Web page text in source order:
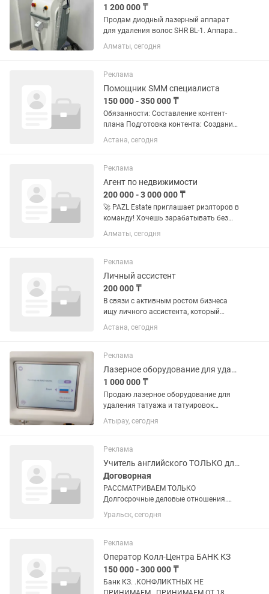
1 200 000 ₸
Продам диодный лазерный аппарат
для удаления волос SHR BL-1. Аппарат
в идеальном состоянии (новый)! Доход
до 2 млн тенге! Длина волны - 808hm;
600Вт. Количество...
Алматы, сегодня
Реклама
Помощник SMM специалиста
150 000 - 350 000 ₸
Обязанности: Составление контент-
плана Подготовка контента: Создание
текстовых сообщений, изображений,
видео, анимации и другого контента,
Планирование и публикация...
Астана, сегодня
Реклама
Агент по недвижимости
200 000 - 3 000 000 ₸
🚀 PAZL Estate приглашает риэлторов в
команду! Хочешь зарабатывать без
потолка, самостоятельно управлять
своим временем и работать в
Алматы, сегодня
Реклама
Личный ассистент
200 000 ₸
В связи с активным ростом бизнеса
ищу личного ассистента, который
станет моей правой рукой и поможет
организовать рабочие процессы. Что
и планирование встреч. •...
Астана, сегодня
Реклама
Лазерное оборудование для удаления татуажа,российского производства
1 000 000 ₸
Продаю лазерное оборудование для
удаления татуажа и татуировок
производства Россия, качественное
Удаление, результат работы 100%, если
выборе!!Эта процедура имеет...
Атырау, сегодня
Реклама
Учитель английского ТОЛЬКО для взрослых
Договорная
РАССМАТРИВАЕМ ТОЛЬКО
Долгосрочные деловые отношения.
ЗНАНИЕ и ПРИМЕНЕНИЕ методик
преподавания для обучения взрослых
ОБЯЗАТЕЛЬНО. Уровень В2 уверенный
и...
Уральск, сегодня
Реклама
Оператор Колл-Центра БАНК КЗ
150 000 - 300 000 ₸
Банк КЗ. .КОНФЛИКТНЫХ НЕ